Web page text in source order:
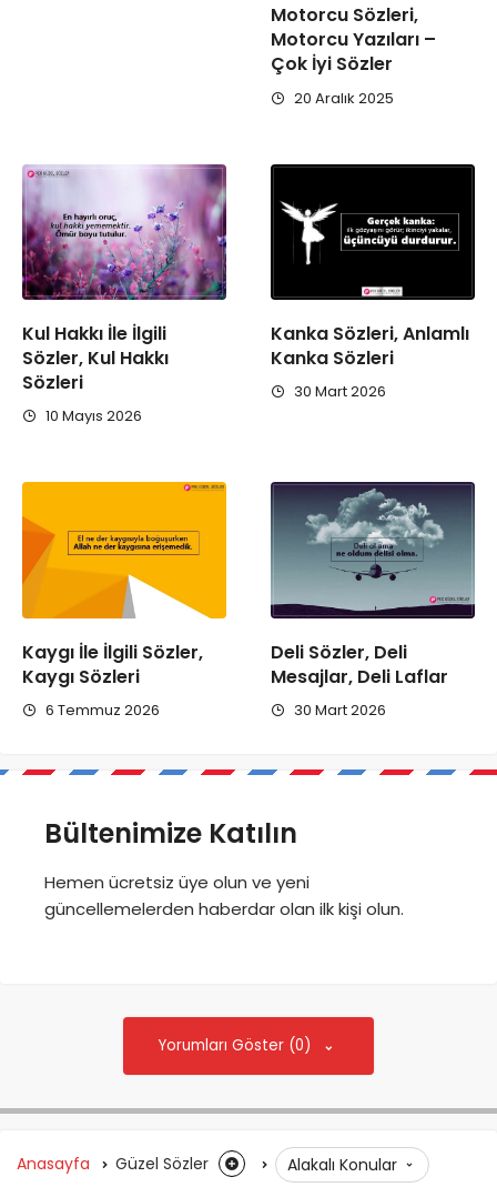
Motorcu Sözleri,
Motorcu Yazıları –
Çok İyi Sözler
20 Aralık 2025
Kul Hakkı İle İlgili
Sözler, Kul Hakkı
Sözleri
10 Mayıs 2026
Kanka Sözleri, Anlamlı
Kanka Sözleri
30 Mart 2026
Kaygı İle İlgili Sözler,
Kaygı Sözleri
6 Temmuz 2026
Deli Sözler, Deli
Mesajlar, Deli Laflar
30 Mart 2026
Bültenimize Katılın
Hemen ücretsiz üye olun ve yeni
güncellemelerden haberdar olan ilk kişi olun.
Yorumları Göster (0)
Anasayfa Güzel Sözler Alakalı Konular